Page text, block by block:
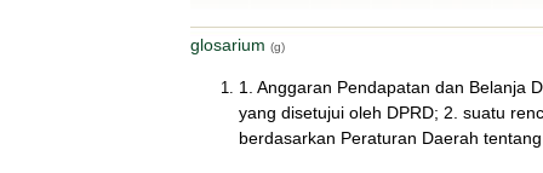
glosarium (g)
1. Anggaran Pendapatan dan Belanja
yang disetujui oleh DPRD; 2. suatu
berdasarkan Peraturan Daerah tentang